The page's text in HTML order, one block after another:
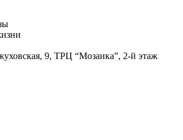
9, ТРЦ “Мозаика”, 2-й этаж